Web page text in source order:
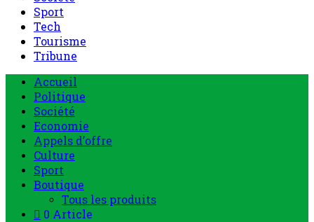
Sport
Tech
Tourisme
Tribune
Accueil
Politique
Société
Economie
Appels d’offre
Culture
Sport
Boutique
Tous les produits
0 Article